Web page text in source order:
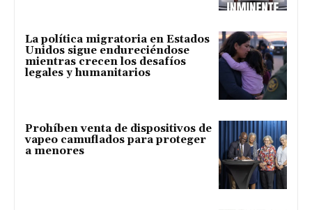
La política migratoria en Estados
Unidos sigue endureciéndose
mientras crecen los desafíos
legales y humanitarios
Prohíben venta de dispositivos de
vapeo camuflados para proteger
a menores